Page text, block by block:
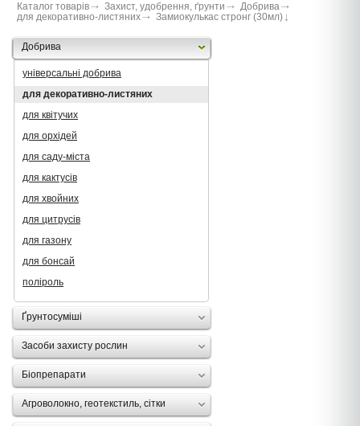
Каталог товарів Захист, удобрення, ґрунти
Добрива
для декоративно-листяних
Замиокулькас стронг (30мл)
Добрива
універсальні добрива
для декоративно-листяних
для квітучих
для орхідей
для саду-міста
для кактусів
для хвойних
для цитрусів
для газону
для бонсай
поліроль
Ґрунтосуміші
Засоби захисту рослин
Біопрепарати
Агроволокно, геотекстиль, сітки